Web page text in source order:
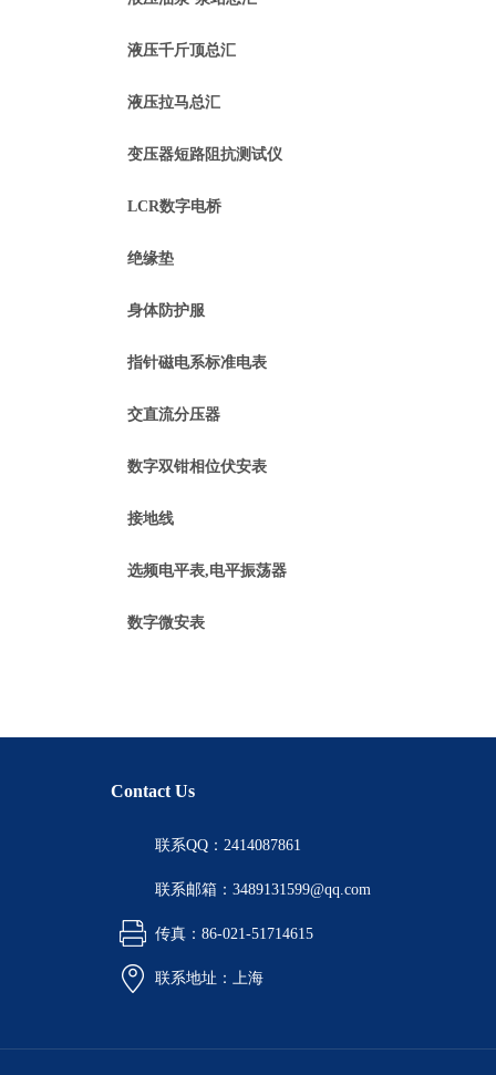
液压千斤顶总汇
液压拉马总汇
变压器短路阻抗测试仪
LCR数字电桥
绝缘垫
身体防护服
指针磁电系标准电表
交直流分压器
数字双钳相位伏安表
接地线
选频电平表,电平振荡器
数字微安表
Contact Us
联系QQ：2414087861
联系邮箱：3489131599@qq.com
传真：86-021-51714615
联系地址：上海